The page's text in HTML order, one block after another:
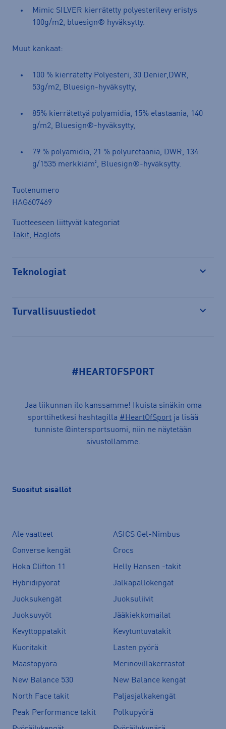
Mimic SILVER kierrätetty polyesterilevy eristys
100g/m2, bluesign® hyväksytty.
Muut kankaat:
100 % kierrätetty Polyesteri, 30 Denier,DWR,
53g/m2, Bluesign-hyväksytty,
85% kierrätettyä polyamidia, 15% elastaania, 140
g/m2, Bluesign®-hyväksytty,
79 % polyamidia, 21 % polyuretaania, DWR, 134
g/1535 merkkiäm², Bluesign®-hyväksytty.
Tuotenumero
HAG607469
Tuotteeseen liittyvät kategoriat
Takit, Haglöfs
Teknologiat
Turvallisuustiedot
#HEARTOFSPORT
Jaa liikunnan ilo kanssamme! Ikuista sinäkin oma
sporttihetkesi hashtagilla #HeartOfSport ja lisää
tunniste @intersportsuomi, niin ne näytetään
sivustollamme.
Suositut sisällöt
Ale vaatteet
ASICS Gel-Nimbus
Converse kengät
Crocs
Hoka Clifton 11
Helly Hansen -takit
Hybridipyörät
Jalkapallokengät
Juoksukengät
Juoksuliivit
Juoksuvyöt
Jääkiekkomailat
Kevyttoppatakit
Kevytuntuvatakit
Kuoritakit
Lasten pyörä
Maastopyörä
Merinovillakerrastot
New Balance 530
New Balance kengät
North Face takit
Paljasjalkakengät
Peak Performance takit
Polkupyörä